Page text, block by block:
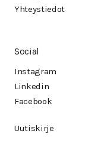
Yhteystiedot
Social
Instagram
Linkedin
Facebook
Uutiskirje